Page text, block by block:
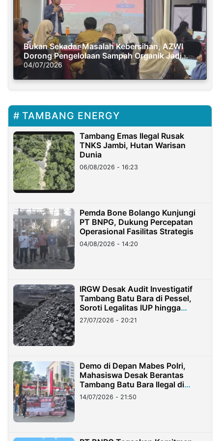
Bukan Sekadar Masalah Kebersihan, AZWI
Dorong Pengelolaan Sampah Organik Jadi
Solusi Krisis Iklim
04/07/2026
TAMBANG ENERGY
Tambang Emas Ilegal Rusak
TNKS Jambi, Hutan Warisan
Dunia
06/08/2026 - 16:23
Pemda Bone Bolango Kunjungi
PT BNPG, Dukung Percepatan
Operasional Fasilitas Strategis
04/08/2026 - 14:20
IRGW Desak Audit Investigatif
Tambang Batu Bara di Pessel,
Soroti Legalitas IUP hingga
Stockpile
27/07/2026 - 20:21
Demo di Depan Mabes Polri,
Mahasiswa Desak Berantas
Tambang Batu Bara Ilegal di
Lampung
14/07/2026 - 21:50